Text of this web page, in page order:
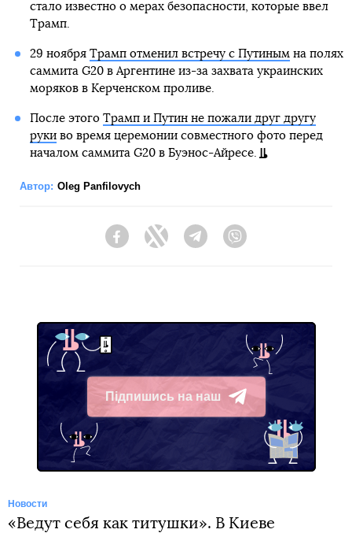
стало известно о мерах безопасности, которые ввел
Трамп.
29 ноября Трамп отменил встречу с Путинымна полях
саммита G20 в Аргентине из-за захвата украинских
моряков в Керченском проливе.
После этого Трамп и Путин не пожали друг другу
рукиво время церемонии совместного фото перед
началом саммита G20 в Буэнос-Айресе.
Автор: Oleg Panfilovych
FacebookTwitter Telegram
Підпишись на наш
Telegram
Новости
«Ведут себя как титушки». В Киеве